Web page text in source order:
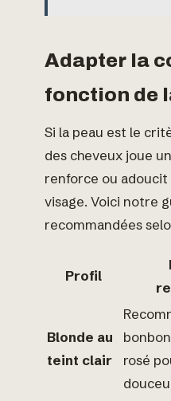
Adapter la
fonction de
Si la peau est le
des cheveux joue
renforce ou
visage. Voici notre
recommandées
Profil
Blonde au
teint clair
rosé